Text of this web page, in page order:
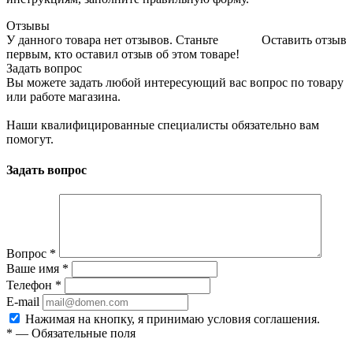
Отзывы
Оставить отзыв
У данного товара нет отзывов. Станьте
первым, кто оставил отзыв об этом товаре!
Задать вопрос
Вы можете задать любой интересующий вас вопрос по товару
или работе магазина.
Наши квалифицированные специалисты обязательно вам
помогут.
Задать вопрос
Вопрос *
Ваше имя *
Телефон *
E-mail
Нажимая на кнопку, я принимаю условия соглашения.
* — Обязательные поля